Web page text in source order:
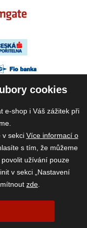
Kanice 307, 664 01
cookies
e-shop i Váš zážitek při
v sekci Více informací o
s tím, že můžeme
užívání pouze
v sekci „Nastavení
zde